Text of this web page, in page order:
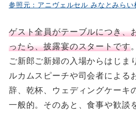
参照元：アニヴェルセル みなとみらい
ゲスト全員がテーブルにつき、
ったら、披露宴のスタートです
ご新郎ご新婦の入場からはじま
ルカムスピーチや司会者による
辞、乾杯、ウェディングケーキ
一般的。そのあと、食事や歓談